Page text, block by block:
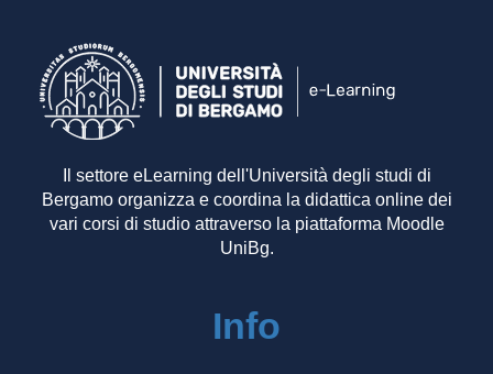
Il settore eLearning dell'Università degli studi di
Bergamo organizza e coordina la didattica online dei
vari corsi di studio attraverso la piattaforma Moodle
UniBg.
Info